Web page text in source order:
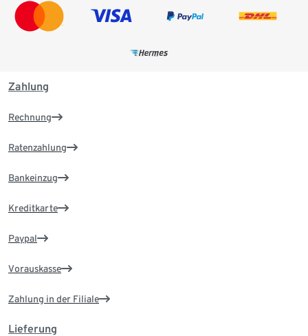
Zahlung
Rechnung
Ratenzahlung
Bankeinzug
Kreditkarte
Paypal
Vorauskasse
Zahlung in der Filiale
Lieferung